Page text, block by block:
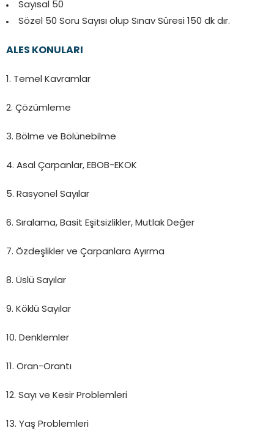
Sayısal 50
Sözel 50 Soru Sayısı olup Sınav Süresi 150 dk dır.
ALES KONULARI
1. Temel Kavramlar
2. Çözümleme
3. Bölme ve Bölünebilme
4. Asal Çarpanlar, EBOB-EKOK
5. Rasyonel Sayılar
6. Sıralama, Basit Eşitsizlikler, Mutlak Değer
7. Özdeşlikler ve Çarpanlara Ayırma
8. Üslü Sayılar
9. Köklü Sayılar
10. Denklemler
11. Oran-Orantı
12. Sayı ve Kesir Problemleri
13. Yaş Problemleri